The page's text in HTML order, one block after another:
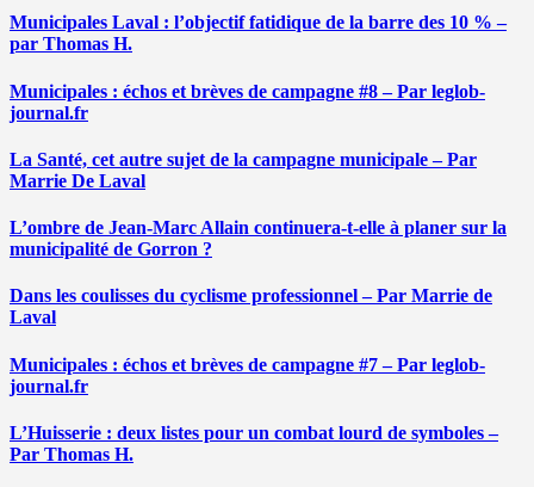
Municipales Laval : l’objectif fatidique de la barre des 10 % –
par Thomas H.
Municipales : échos et brèves de campagne #8 – Par leglob-
journal.fr
La Santé, cet autre sujet de la campagne municipale – Par
Marrie De Laval
L’ombre de Jean-Marc Allain continuera-t-elle à planer sur la
municipalité de Gorron ?
Dans les coulisses du cyclisme professionnel – Par Marrie de
Laval
Municipales : échos et brèves de campagne #7 – Par leglob-
journal.fr
L’Huisserie : deux listes pour un combat lourd de symboles –
Par Thomas H.